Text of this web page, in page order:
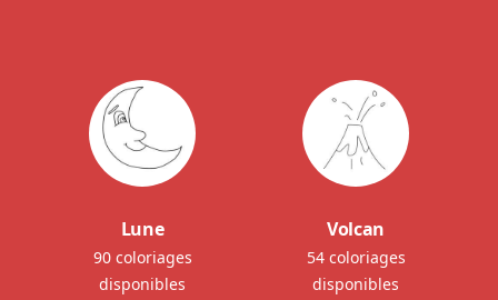
Lune
90 coloriages
disponibles
Volcan
54 coloriages
disponibles